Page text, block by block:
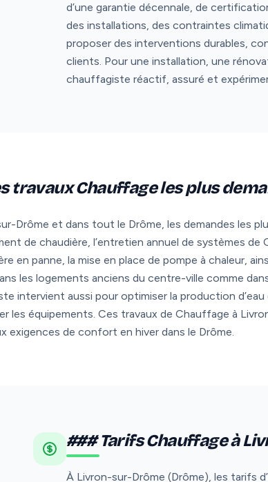
d’une garantie décennale, de
des installations, des contraintes
proposer des interventions durables,
clients. Pour une installation, une
chauffagiste réactif, assuré et
travaux Chauffage les plus
Drôme et dans tout le Drôme, les demandes les
de chaudière, l’entretien annuel de systèmes
en panne, la mise en place de pompe à chaleur,
les logements anciens du centre-ville comme
intervient aussi pour optimiser la production
les équipements. Ces travaux de Chauffage à
exigences de confort en hiver dans le Drôme.
### Tarifs Chauffage à
À Livron-sur-Drôme (Drôme), les tarifs